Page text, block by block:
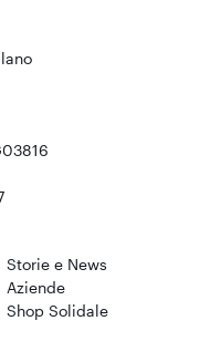
Storie e News
Aziende
Shop Solidale